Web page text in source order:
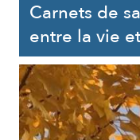
Carnets de
entre la vie